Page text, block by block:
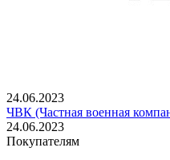
24.06.2023
ЧВК (Частная военная
24.06.2023
Покупателям